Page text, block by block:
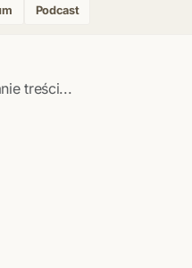
Podcast
treści...